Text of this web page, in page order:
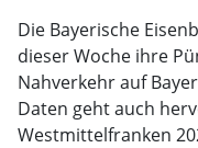
Die Bayerische
dieser Woche ihre
Nahverkehr auf
Daten geht auch
Westmittelfranken